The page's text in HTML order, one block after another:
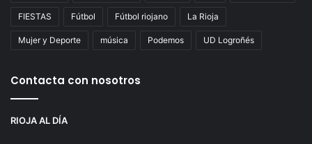
FIESTAS Fútbol Fútbol riojano La Rioja
Mujer y Deporte música Podemos UD Logroñés
Contacta con nosotros
RIOJA AL DÍA